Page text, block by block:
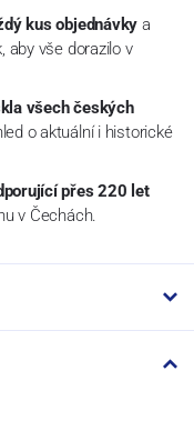
kus objednávky a
aby vše dorazilo v
všech českých
o aktuální i historické
přes 220 let
v Čechách.